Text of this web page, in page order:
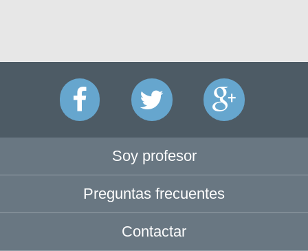
Soy profesor
Preguntas frecuentes
Contactar